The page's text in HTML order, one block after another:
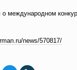
международном
news/570817/